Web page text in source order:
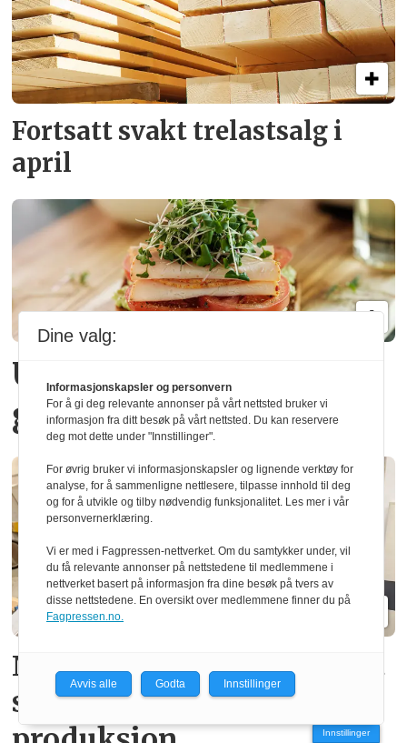
Fortsatt svakt trelastsalg i
april
Urter dyrket i norsk
gran
Ny norsk patent fjerner gift­
stoffer i vindus­
Innstillinger
Dine valg:
Informasjonskapsler og personvern
For å gi deg relevante annonser på vårt nettsted bruker vi
informasjon fra ditt besøk på vårt nettsted. Du kan reservere
deg mot dette under "Innstillinger".
For øvrig bruker vi informasjonskapsler og lignende verktøy for
analyse, for å sammenligne nettlesere, tilpasse innhold til deg
og for å utvikle og tilby nødvendig funksjonalitet. Les mer i vår
personvernerklæring.
Vi er med i Fagpressen-nettverket. Om du samtykker under, vil
du få relevante annonser på nettstedene til medlemmene i
nettverket basert på informasjon fra dine besøk på tvers av
disse nettstedene. En oversikt over medlemmene finner du på
Fagpressen.no.
Avvis alle Godta Innstillinger